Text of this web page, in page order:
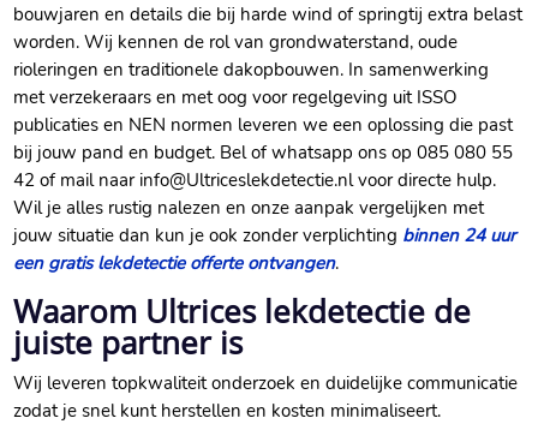
bouwjaren en details die bij harde wind of springtij extra belast
worden.​ Wij kennen de rol van grondwaterstand, oude
rioleringen en traditionele dakopbouwen.​ In samenwerking
met verzekeraars en met oog voor regelgeving uit ISSO
publicaties en NEN normen leveren we een oplossing die past
bij jouw pand en budget.​ Bel of whatsapp ons op 085 080 55
42 of mail naar info@Ultriceslekdetectie.​nl voor directe hulp.​
Wil je alles rustig nalezen en onze aanpak vergelijken met
jouw situatie dan kun je ook zonder verplichting binnen 24 uur
een gratis lekdetectie offerte ontvangen.​
Waarom Ultrices lekdetectie de
juiste partner is
Wij leveren topkwaliteit onderzoek en duidelijke communicatie
zodat je snel kunt herstellen en kosten minimaliseert.​